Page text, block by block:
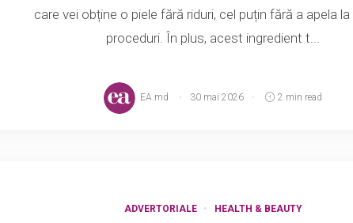
care vei obține o piele fără riduri, cel puțin fără a apela
proceduri. În plus, acest ingredient t...
EA.md 30 mai 2026 2 min read
ADVERTORIALE HEALTH & BEAUTY